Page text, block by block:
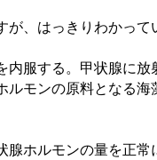
、はっきりわかって
服する。甲状腺に
ルモンの原料となる
ホルモンの量を正常